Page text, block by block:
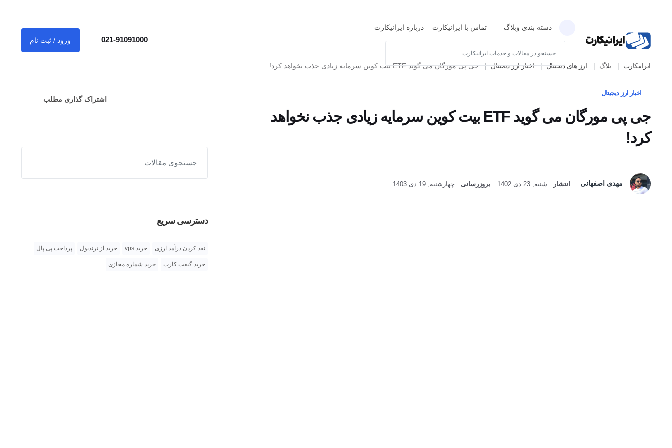
دسته بندی وبلاگ تماس با ایرانیکارت درباره ایرانیکارت ورود / ثبت نام
ایرانیکارت بلاگ ارز های دیجیتال اخبار ارز دیجیتال جی پی مورگان می گوید ETF بیت کوین سرمایه زیادی جذب نخواهد کرد!
اخبار ارز دیجیتال
جی پی مورگان می گوید ETF بیت کوین سرمایه زیادی جذب نخواهد کرد!
اشتراک گذاری مطلب
دسترسی سریع
نقد کردن درآمد ارزی خرید vps خرید از ترندیول
پرداخت پی پال
خرید گیفت کارت
خرید شماره مجازی